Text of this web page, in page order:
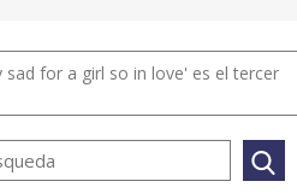
sad for a girl so in love' es el tercer